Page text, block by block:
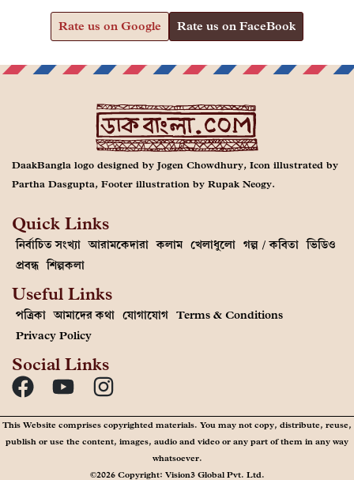
Rate us on Google Rate us on FaceBook
DaakBangla logo designed by Jogen Chowdhury, Icon illustrated by
Partha Dasgupta, Footer illustration by Rupak Neogy.
Quick Links
নির্বাচিত সংখ্যা আরামকেদারা কলাম খেলাধুলো গল্প / কবিতা ভিডিও
প্রবন্ধ শিল্পকলা
Useful Links
পত্রিকা আমাদের কথা যোগাযোগ Terms & Conditions
Privacy Policy
Social Links
This Website comprises copyrighted materials. You may not copy, distribute, reuse,
publish or use the content, images, audio and video or any part of them in any way
whatsoever.
©2026 Copyright: Vision3 Global Pvt. Ltd.